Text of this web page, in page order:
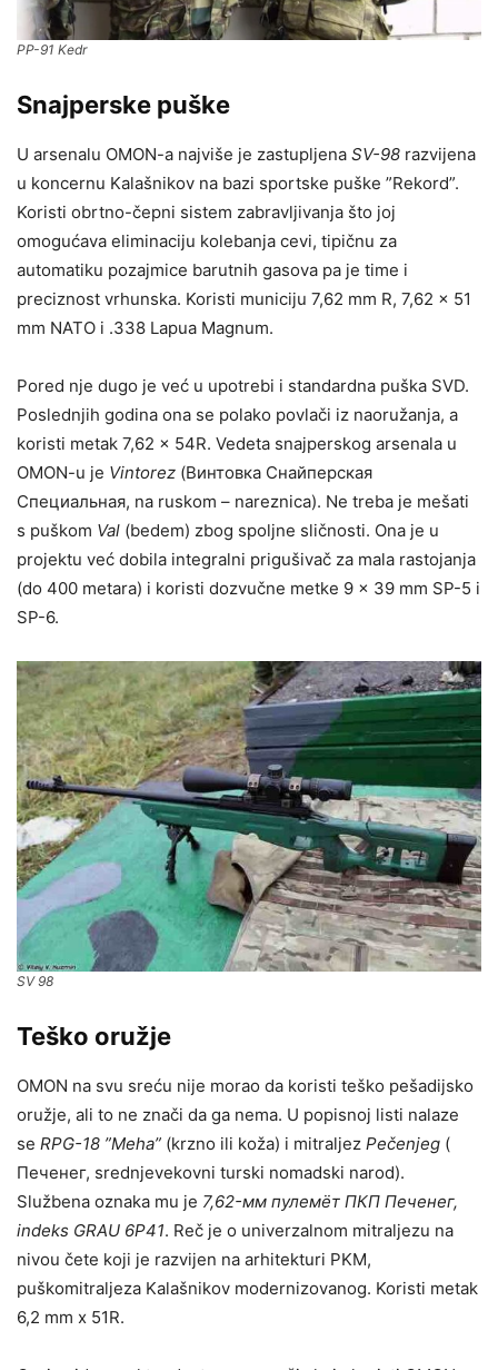
PP-91 Kedr
Snajperske puške
U arsenalu OMON-a najviše je zastupljena SV-98 razvijena
u koncernu Kalašnikov na bazi sportske puške ”Rekord”.
Koristi obrtno-čepni sistem zabravljivanja što joj
omogućava eliminaciju kolebanja cevi, tipičnu za
automatiku pozajmice barutnih gasova pa je time i
preciznost vrhunska. Koristi municiju 7,62 mm R, 7,62 x 51
mm NATO i .338 Lapua Magnum.
Pored nje dugo je već u upotrebi i standardna puška SVD.
Poslednjih godina ona se polako povlači iz naoružanja, a
koristi metak 7,62 x 54R. Vedeta snajperskog arsenala u
OMON-u je Vintorez (Винтовка Снайперская
Специальная, na ruskom – nareznica). Ne treba je mešati
s puškom Val (bedem) zbog spoljne sličnosti. Ona je u
projektu već dobila integralni prigušivač za mala rastojanja
(do 400 metara) i koristi dozvučne metke 9 x 39 mm SP-5 i
SP-6.
SV 98
Teško oružje
OMON na svu sreću nije morao da koristi teško pešadijsko
oružje, ali to ne znači da ga nema. U popisnoj listi nalaze
se RPG-18 ”Meha” (krzno ili koža) i mitraljez Pečenjeg (
Печенег, srednjevekovni turski nomadski narod).
Službena oznaka mu je 7,62-мм пулемёт ПКП Печенег,
indeks GRAU 6P41. Reč je o univerzalnom mitraljezu na
nivou čete koji je razvijen na arhitekturi PKM,
puškomitraljeza Kalašnikov modernizovanog. Koristi metak
6,2 mm x 51R.